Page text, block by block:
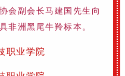
会副会长马建国先生向
非洲黑尾牛羚标本。